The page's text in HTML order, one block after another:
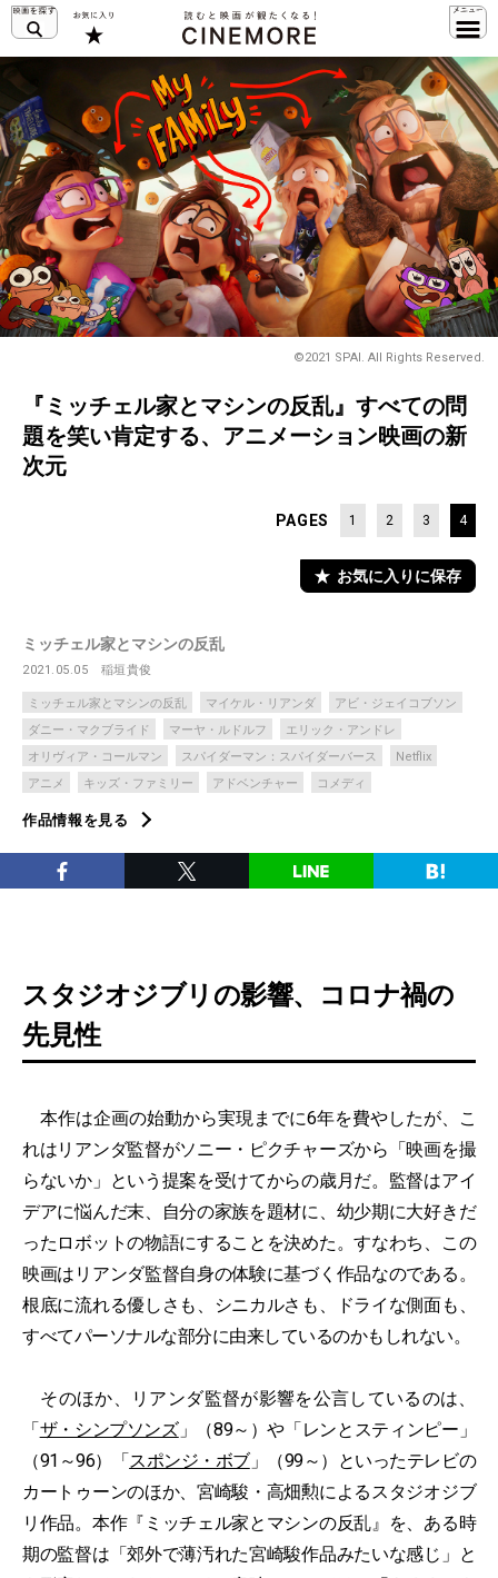
©2021 SPAI. All Rights Reserved.
『ミッチェル家とマシンの反乱』すべての問
題を笑い肯定する、アニメーション映画の新
次元
PAGES 1 2 3 4
お気に入りに保存
ミッチェル家とマシンの反乱
2021.05.05 稲垣貴俊
ミッチェル家とマシンの反乱 マイケル・リアンダ
アビ・ジェイコブソン
ダニー・マクブライド
マーヤ・ルドルフ
エリック・アンドレ
オリヴィア・コールマン
スパイダーマン：スパイダーバース
Netflix
アニメ
キッズ・ファミリー アドベンチャー コメディ
作品情報を見る
スタジオジブリの影響、コロナ禍の
先見性
本作は企画の始動から実現までに6年を費やしたが、こ
れはリアンダ監督がソニー・ピクチャーズから「映画を撮
らないか」という提案を受けてからの歳月だ。監督はアイ
デアに悩んだ末、自分の家族を題材に、幼少期に大好きだ
ったロボットの物語にすることを決めた。すなわち、この
映画はリアンダ監督自身の体験に基づく作品なのである。
根底に流れる優しさも、シニカルさも、ドライな側面も、
すべてパーソナルな部分に由来しているのかもしれない。
そのほか、リアンダ監督が影響を公言しているのは、
「ザ・シンプソンズ」（89～）や「レンとスティンピー」
（91～96）「スポンジ・ボブ」（99～）といったテレビの
カートゥーンのほか、宮崎駿・高畑勲によるスタジオジブ
リ作品。本作『ミッチェル家とマシンの反乱』を、ある時
期の監督は「郊外で薄汚れた宮崎駿作品みたいな感じ」と